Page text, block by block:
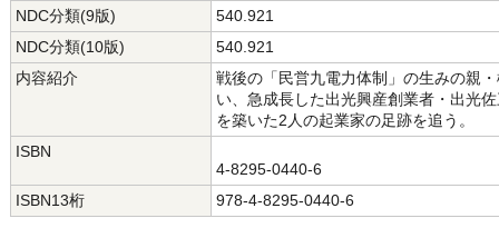
NDC分類(9版)
540.921
NDC分類(10版)
540.921
内容紹介
戦後の「民営九電力体制」の生みの親
い、急成長した出光興産創業者・出光
を築いた2人の起業家の足跡を追う。
ISBN
4-8295-0440-6
ISBN13桁
978-4-8295-0440-6